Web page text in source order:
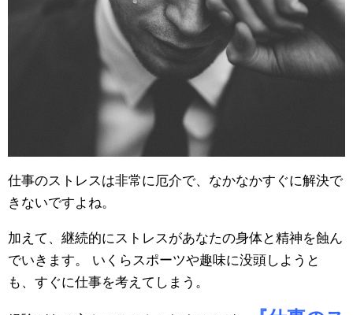
仕事のストレスは非常に厄介で、なかなかすぐに解決で
きないですよね。
加えて、継続的にストレスがあなたの身体と精神を蝕ん
でいきます。 いくらスポーツや趣味に没頭しようと
も、すぐに仕事を考えてしまう。